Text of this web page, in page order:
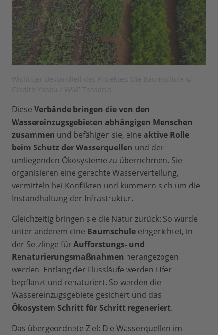
Diese Verbände bringen die von den
Wassereinzugsgebieten abhängigen Menschen
zusammen und befähigen sie, eine aktive Rolle
beim Schutz der Wasserquellen und der
umliegenden Ökosysteme zu übernehmen. Sie
organisieren eine gerechte Wasserverteilung,
vermitteln bei Konflikten und kümmern sich um die
Instandhaltung der Infrastruktur.
Gleichzeitig bringen sie die Natur zurück: So wurde
unter anderem eine Baumschule eingerichtet, in
der Setzlinge für Aufforstungs- und
Renaturierungsmaßnahmen herangezogen
werden. Entlang der Flussläufe werden Ufer
bepflanzt und renaturiert. So werden die
Wassereinzugsgebiete gesichert und das
Ökosystem Schritt für Schritt regeneriert.
Das übergeordnete Ziel: Die Wasserquellen im